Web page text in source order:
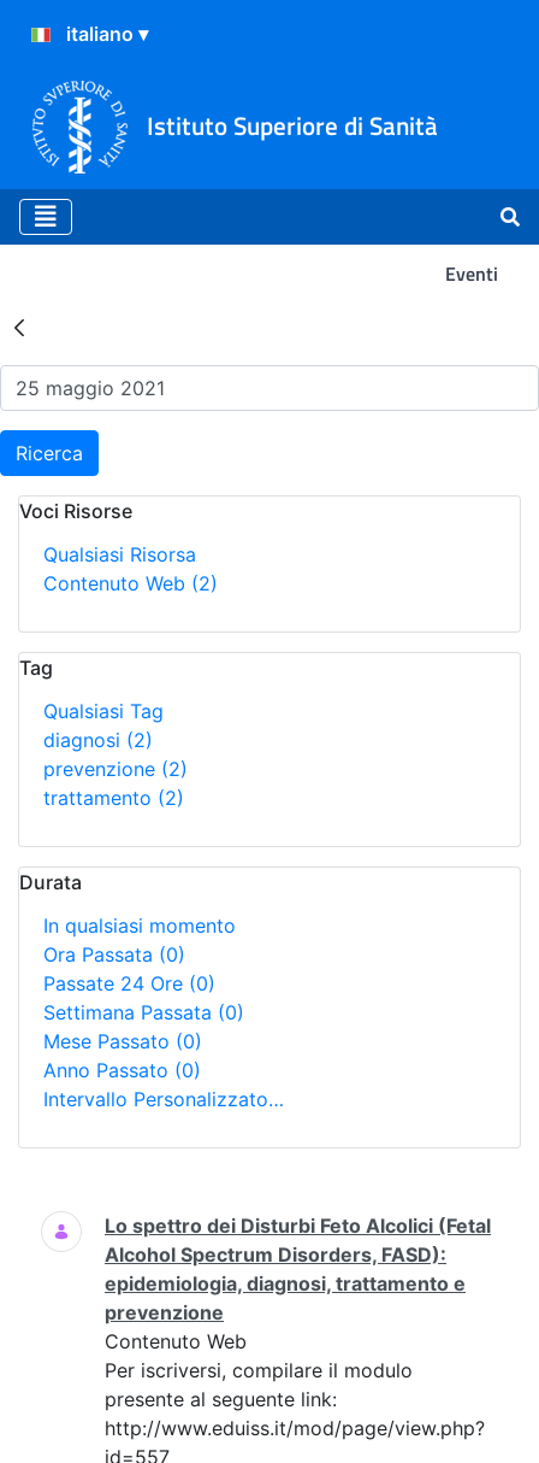
Istituto Superiore di Sanità
Eventi
Risultati della Ricerca -
Ricerca
Voci Risorse
Qualsiasi Risorsa
Contenuto Web (2)
Tag
Qualsiasi Tag
diagnosi (2)
prevenzione (2)
trattamento (2)
Durata
In qualsiasi momento
Ora Passata (0)
Passate 24 Ore (0)
Settimana Passata (0)
Mese Passato (0)
Anno Passato (0)
Intervallo Personalizzato…
Ricerca
Lo spettro dei Disturbi Feto Alcolici (Fetal
Alcohol Spectrum Disorders, FASD):
epidemiologia, diagnosi, trattamento e
prevenzione
Contenuto Web
Per iscriversi, compilare il modulo
presente al seguente link:
http://www.eduiss.it/mod/page/view.php?
id=557